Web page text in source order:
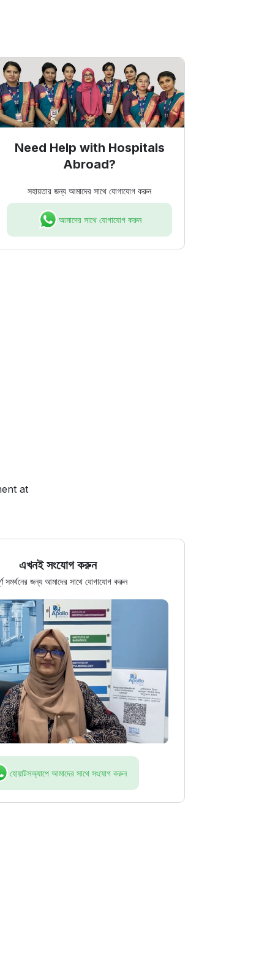
Need Help with Hospitals
Abroad?
সহায়তার জন্য আমাদের সাথে যোগাযোগ করুন
আমাদের সাথে যোগাযোগ করুন
at
এখনই সংযোগ করুন
সমর্থনের জন্য আমাদের সাথে যোগাযোগ করুন
হোয়াটসঅ্যাপে আমাদের সাথে সংযোগ করুন